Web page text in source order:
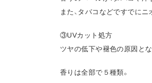
また、タバコなどですでに
③UVカット処方
ツヤの低下や褪色の原因と
香りは全部で５種類。